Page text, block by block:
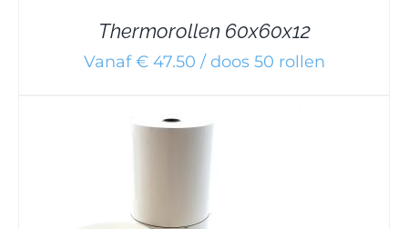
Thermorollen 60x60x12
Vanaf € 47.50 / doos 50 rollen